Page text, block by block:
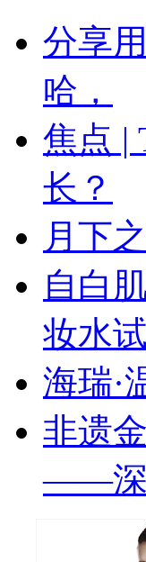
分享
哈，
焦点 |
长？
月下
自白
妆水
海瑞·
非遗
——深